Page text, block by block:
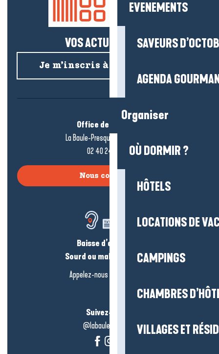
EVENEMENTS
SAVEURS
AGENDA
Organiser
OÙ DORMIR ?
HÔTELS
LOCATIONS DE
CAMPINGS
CHAMBRES
VILLAGES ET
VOS ACTUS SALÉES !
Je m’inscris à la newsletter
Office de tourisme
La Baule-Presqu’île de Guérande
02 40 24 34 44
Nous contacter
Baisse d’audition ?
Sourd ou malentendant ?
Appelez-nous en
Suivez-nous !
@labauleguérande